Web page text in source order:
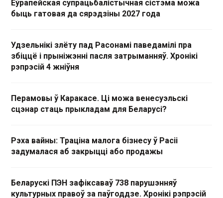
Еўрапейская супрацьбалістычная сістэма можа
быць гатовая да сярэдзіны 2027 года
Удзельнікі злёту пад Расонамі паведамілі пра
збіццё і прыніжэнні пасля затрыманняў. Хронікі
рэпрэсій 4 жніўня
Перамовы ў Каракасе. Ці можа венесуэльскі
сцэнар стаць прыкладам для Беларусі?
Рэха вайны: Траціна малога бізнесу ў Расіі
задумалася аб закрыцці або продажы
Беларускі ПЭН зафіксаваў 738 парушэнняў
культурных правоў за паўгоддзе. Хронікі рэпрэсій